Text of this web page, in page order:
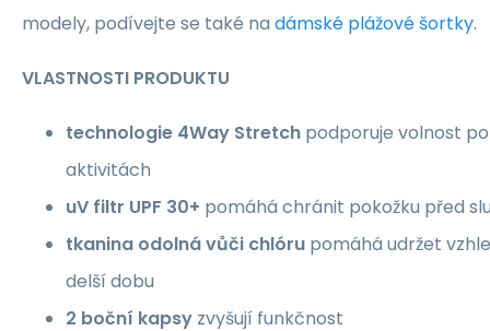
modely, podívejte se také na dámské plážové šortky.
VLASTNOSTI PRODUKTU
technologie 4Way Stretch podporuje volnost
aktivitách
uV filtr UPF 30+ pomáhá chránit pokožku před
tkanina odolná vůči chlóru pomáhá udržet
delší dobu
2 boční kapsy zvyšují funkčnost